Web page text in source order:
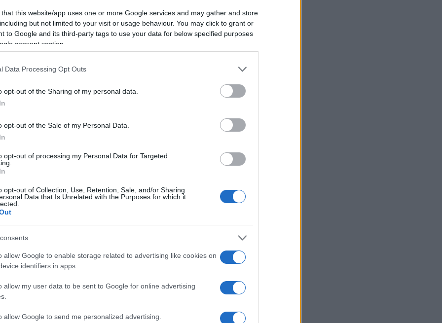
that this website/app uses one or more Google services and may gather and store
but not limited to your visit or usage behaviour. You may click to grant or
to Google and its third-party tags to use your data for below specified purposes
consent section.
Data Processing Opt Outs
opt-out of the Sharing of my personal data.
opt-out of the Sale of my Personal Data.
opt-out of processing my Personal Data for Targeted
opt-out of Collection, Use, Retention, Sale, and/or Sharing
Data that Is Unrelated with the Purposes for which it
allow Google to enable storage related to advertising like cookies on
identifiers in apps.
allow my user data to be sent to Google for online advertising
allow Google to send me personalized advertising.
Godeanu
Csiky Gergely
trecut cu o serie de concerte care au redefinit
un mix inovator între muzica de film, pop și
Publicul din Craiova, Brașov, Piatra
și București a trăit o experiență unică, o călătorie
și realitate.